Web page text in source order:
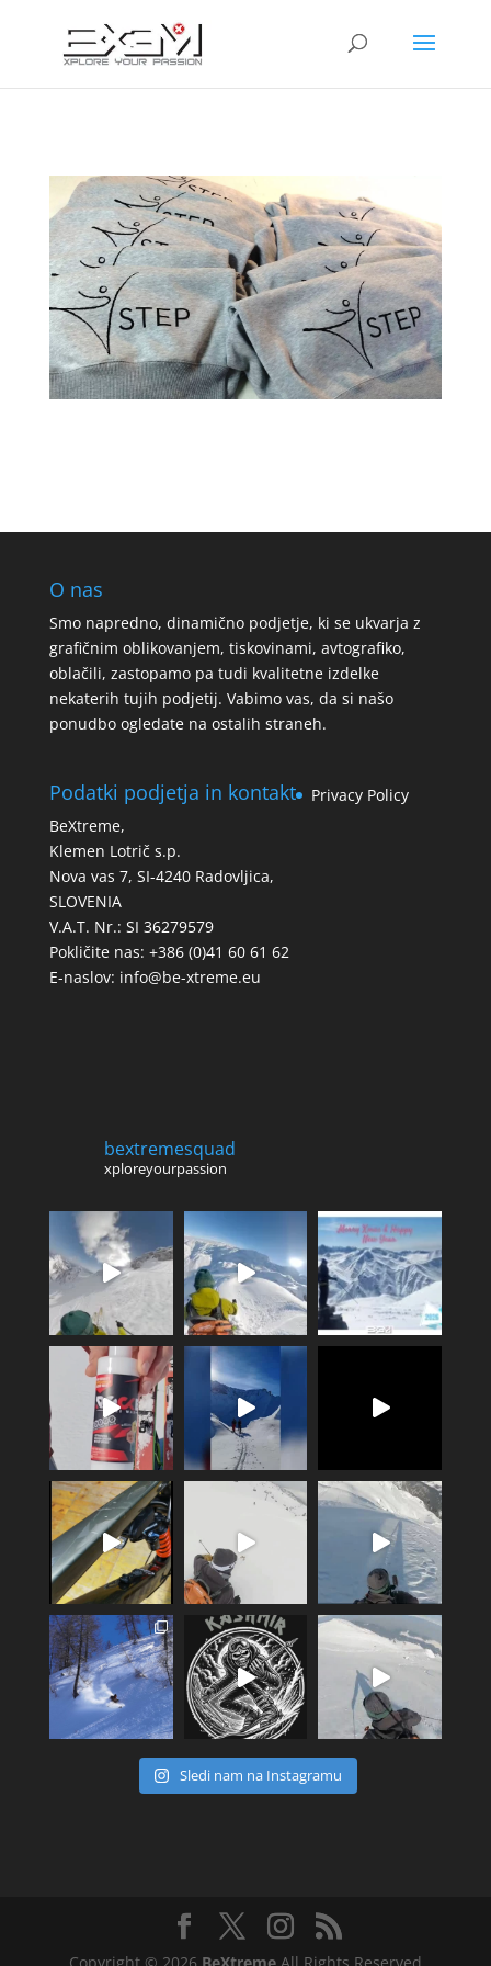
O nas
Smo napredno, dinamično podjetje, ki se ukvarja z
grafičnim oblikovanjem, tiskovinami, avtografiko,
oblačili, zastopamo pa tudi kvalitetne izdelke
nekaterih tujih podjetij. Vabimo vas, da si našo
ponudbo ogledate na ostalih straneh.
Podatki podjetja in kontakt
BeXtreme,
Klemen Lotrič s.p.
Nova vas 7, SI-4240 Radovljica,
SLOVENIA
V.A.T. Nr.: SI 36279579
Pokličite nas: +386 (0)41 60 61 62
E-naslov: info@be-xtreme.eu
Privacy Policy
bextremesquad
xploreyourpassion
Sledi nam na Instagramu